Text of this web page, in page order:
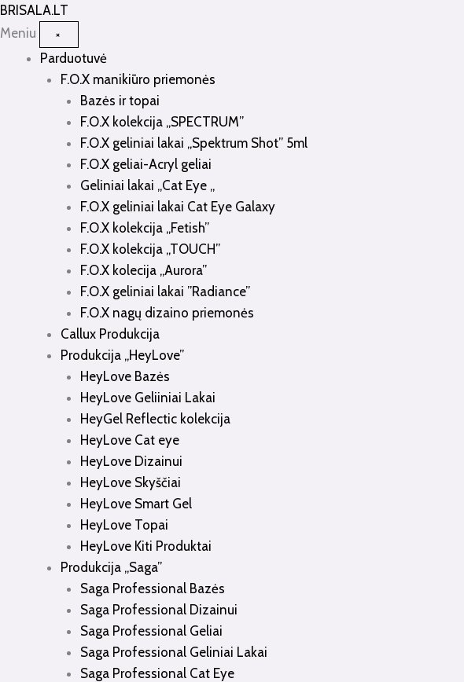
BRISALA.LT
Meniu
×
Parduotuvė
F.O.X manikiūro priemonės
Bazės ir topai
F.O.X kolekcija „SPECTRUM”
F.O.X geliniai lakai „Spektrum Shot” 5ml
F.O.X geliai-Acryl geliai
Geliniai lakai „Cat Eye „
F.O.X geliniai lakai Cat Eye Galaxy
F.O.X kolekcija „Fetish”
F.O.X kolekcija „TOUCH”
F.O.X kolecija „Aurora”
F.O.X geliniai lakai ”Radiance”
F.O.X nagų dizaino priemonės
Callux Produkcija
Produkcija „HeyLove”
HeyLove Bazės
HeyLove Geliiniai Lakai
HeyGel Reflectic kolekcija
HeyLove Cat eye
HeyLove Dizainui
HeyLove Skyščiai
HeyLove Smart Gel
HeyLove Topai
HeyLove Kiti Produktai
Produkcija „Saga”
Saga Professional Bazės
Saga Professional Dizainui
Saga Professional Geliai
Saga Professional Geliniai Lakai
Saga Professional Cat Eye
Pereiti
prie